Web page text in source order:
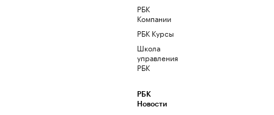
РБК
Компании
РБК Курсы
Школа
управления
РБК
РБК
Новости